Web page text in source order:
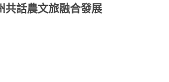
共話農文旅融合發展